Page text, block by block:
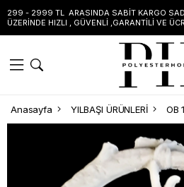
299 - 2999 TL ARASINDA SABİT KARGO
ÜZERİNDE HIZLI , GÜVENLİ ,GARANTİLİ VE
Anasayfa YILBAŞI ÜRÜNLERİ